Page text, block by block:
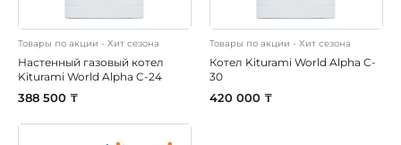
Товары по акции - Хит сезона
Настенный газовый котел
Kiturami World Alpha C-24
388 500 ₸
Товары по акции - Хит сезона
Котел Kiturami World Alpha C-
30
420 000 ₸